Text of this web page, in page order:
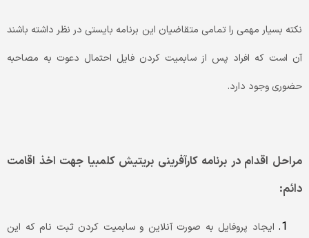
نکته بسیار مهمی را تمامی متقاضیان این برنامه بایستی در نظر داشته باشند
آن است که افراد پس از سابمیت کردن فایل احتمال دعوت به مصاحبه
حضوری وجود دارد.
مراحل اقدام در برنامه کارآفرینی بریتیش کلمبیا جهت اخذ اقامت
دائم:
ایجاد پروفایل به صورت آنلاین و سابمیت کردن ثبت نام که این